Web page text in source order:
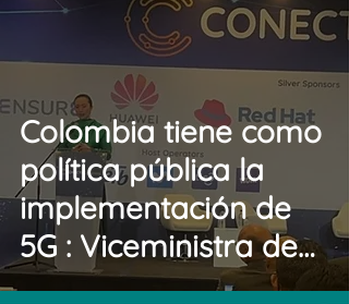
Colombia tiene como
política pública la
implementación de
5G : Viceministra de
Conectividad